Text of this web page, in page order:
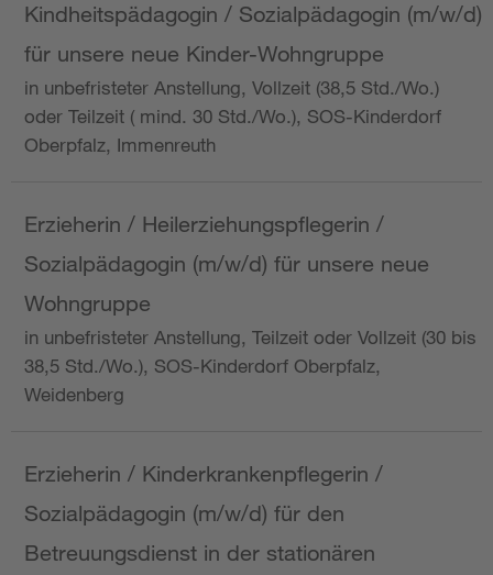
Kindheitspädagogin / Sozialpädagogin (m/w/d)
für unsere neue Kinder-Wohngruppe
in unbefristeter Anstellung, Vollzeit (38,5 Std./Wo.)
oder Teilzeit ( mind. 30 Std./Wo.), SOS-Kinderdorf
Oberpfalz, Immenreuth
Erzieherin / Heilerziehungspflegerin /
Sozialpädagogin (m/w/d) für unsere neue
Wohngruppe
in unbefristeter Anstellung, Teilzeit oder Vollzeit (30 bis
38,5 Std./Wo.), SOS-Kinderdorf Oberpfalz,
Weidenberg
Erzieherin / Kinderkrankenpflegerin /
Sozialpädagogin (m/w/d) für den
Betreuungsdienst in der stationären